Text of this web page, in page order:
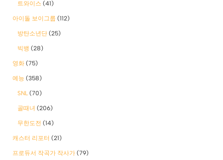
트와이스 (41)
아이돌 보이그룹 (112)
방탄소년단 (25)
빅뱅 (28)
영화 (75)
예능 (358)
SNL (70)
골때녀 (206)
무한도전 (14)
캐스터 리포터 (21)
프로듀서 작곡가 작사가 (79)